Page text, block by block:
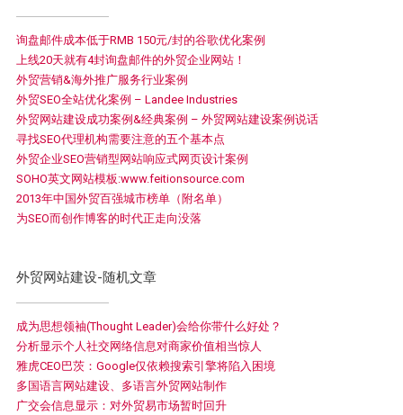
询盘邮件成本低于RMB 150元/封的谷歌优化案例
上线20天就有4封询盘邮件的外贸企业网站！
外贸营销&海外推广服务行业案例
外贸SEO全站优化案例 – Landee Industries
外贸网站建设成功案例&经典案例 – 外贸网站建设案例说话
寻找SEO代理机构需要注意的五个基本点
外贸企业SEO营销型网站响应式网页设计案例
SOHO英文网站模板:www.feitionsource.com
2013年中国外贸百强城市榜单（附名单）
为SEO而创作博客的时代正走向没落
外贸网站建设-随机文章
成为思想领袖(Thought Leader)会给你带什么好处？
分析显示个人社交网络信息对商家价值相当惊人
雅虎CEO巴茨：Google仅依赖搜索引擎将陷入困境
多国语言网站建设、多语言外贸网站制作
广交会信息显示：对外贸易市场暂时回升